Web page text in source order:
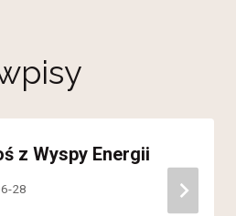
z Wyspy Energii
28